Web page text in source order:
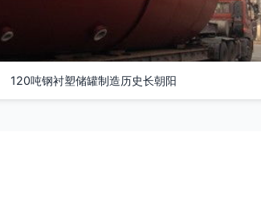
120吨钢衬塑储罐制造历史长朝阳